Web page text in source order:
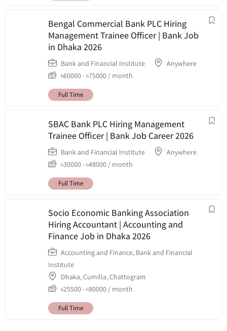
Bengal Commercial Bank PLC Hiring
Management Trainee Officer | Bank Job
in Dhaka 2026
Bank and Financial Institute
Anywhere
৳60000-৳75000 / month
Full Time
SBAC Bank PLC Hiring Management
Trainee Officer | Bank Job Career 2026
Bank and Financial Institute
Anywhere
৳30000-৳48000 / month
Full Time
Socio Economic Banking Association
Hiring Accountant | Accounting and
Finance Job in Dhaka 2026
Accounting and Finance, Bank and Financial
Institute
Dhaka,Cumilla,Chattogram
৳25500-৳80000 / month
Full Time